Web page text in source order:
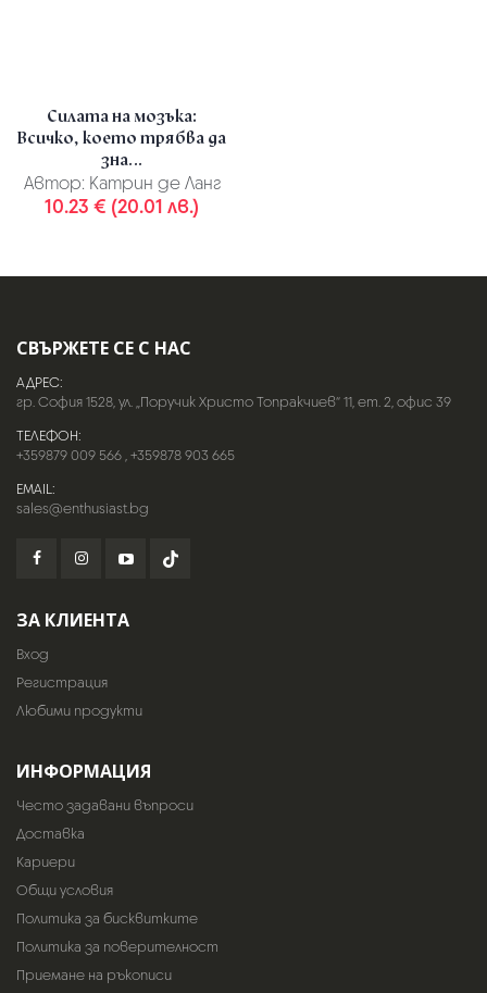
Силата на мозъка:
Всичко, което трябва да
зна...
Автор: Катрин де Ланг
10.23 € (20.01 лв.)
СВЪРЖЕТЕ СЕ С НАС
АДРЕС:
гр. София 1528, ул. „Поручик Христо Топракчиев“ 11, ет. 2, офис 39
ТЕЛЕФОН:
+359879 009 566,+359878 903 665
EMAIL:
sales@enthusiast.bg
ЗА КЛИЕНТА
Вход
Регистрация
Любими продукти
ИНФОРМАЦИЯ
Често задавани въпроси
Доставка
Кариери
Общи условия
Политика за бисквитките
Политика за поверителност
Приемане на ръкописи